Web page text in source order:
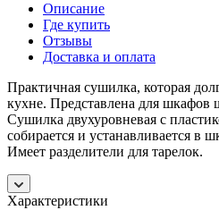
Описание
Где купить
Отзывы
Доставка и оплата
Практичная сушилка, которая
кухне. Представлена для
Сушилка двухуровневая с
собирается и устанавливается в
Имеет разделители для
Характеристики